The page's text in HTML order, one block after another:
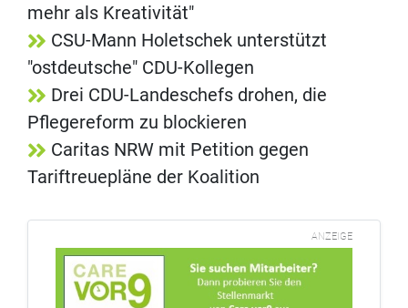
mehr als Kreativität"
CSU-Mann Holetschek unterstützt
"ostdeutsche" CDU-Kollegen
Drei CDU-Landeschefs drohen, die
Pflegereform zu blockieren
Caritas NRW mit Petition gegen
Tariftreuepläne der Koalition
ANZEIGE